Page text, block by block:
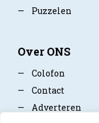
—
Puzzelen
Over ONS
—
Colofon
—
Contact
—
Adverteren